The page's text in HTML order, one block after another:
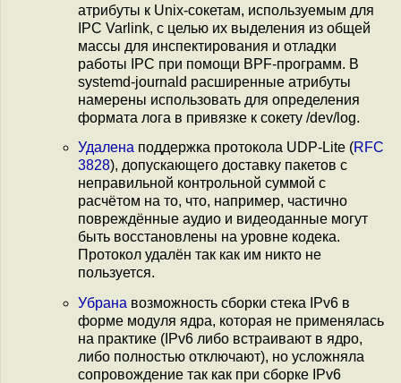
атрибуты к Unix-сокетам, используемым для
IPC Varlink, с целью их выделения из общей
массы для инспектирования и отладки
работы IPC при помощи BPF-программ. В
systemd-journald расширенные атрибуты
намерены использовать для определения
формата лога в привязке к сокету /dev/log.
Удалена поддержка протокола UDP-Lite (RFC
3828), допускающего доставку пакетов с
неправильной контрольной суммой с
расчётом на то, что, например, частично
повреждённые аудио и видеоданные могут
быть восстановлены на уровне кодека.
Протокол удалён так как им никто не
пользуется.
Убрана возможность сборки стека IPv6 в
форме модуля ядра, которая не применялась
на практике (IPv6 либо встраивают в ядро,
либо полностью отключают), но усложняла
сопровождение так как при сборке IPv6